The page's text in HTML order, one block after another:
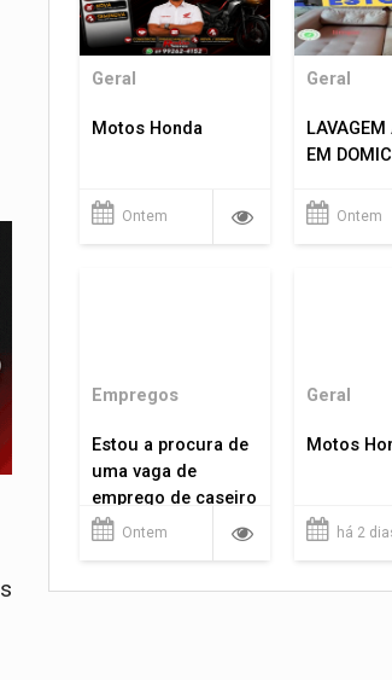
Geral
Motos Honda
Ontem
Geral
LAVAGEM
EM
Ontem
Empregos
Estou a procura de
uma vaga de
emprego de caseiro
em porto velho
Ontem
Geral
Motos
há 2